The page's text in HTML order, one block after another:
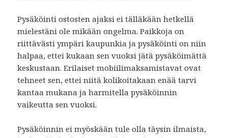
Pysäköinti ostosten ajaksi ei tälläkään hetkellä
mielestäni ole mikään ongelma. Paikkoja on
riittävästi ympäri kaupunkia ja pysäköinti on niin
halpaa, ettei kukaan sen vuoksi jätä pysäköimättä
keskustaan. Erilaiset mobiilimaksamistavat ovat
tehneet sen, ettei niitä kolikoitakaan enää tarvi
kantaa mukana ja harmitella pysäköinnin
vaikeutta sen vuoksi.
Pysäköinnin ei myöskään tule olla täysin ilmaista,